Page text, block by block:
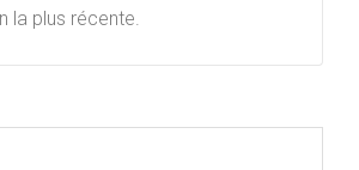
la plus récente.